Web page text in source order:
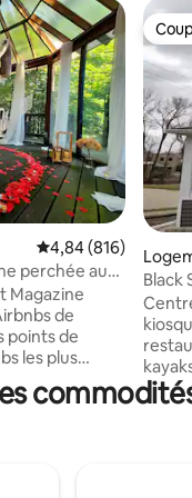
Note moyenne de
4,84 (816)
perchée au
Magazine
de
points de
les plus
cet espace
dans la
Black
en
en